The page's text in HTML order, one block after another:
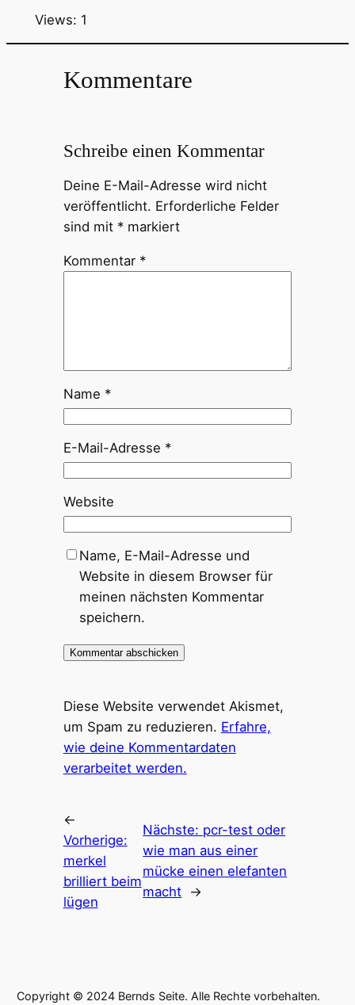
Views: 1
Kommentare
Schreibe einen Kommentar
Deine E-Mail-Adresse wird nicht
veröffentlicht. Erforderliche Felder
sind mit *markiert
Kommentar *
Name *
E-Mail-Adresse *
Website
Name, E-Mail-Adresse und
Website in diesem Browser für
meinen nächsten Kommentar
speichern.
Diese Website verwendet Akismet,
um Spam zu reduzieren. Erfahre,
wie deine Kommentardaten
verarbeitet werden.
←
Vorherige:
merkel
brilliert beim
lügen
Nächste: pcr-test oder
wie man aus einer
mücke einen elefanten
macht →
Copyright © 2024 Bernds Seite. Alle Rechte vorbehalten.